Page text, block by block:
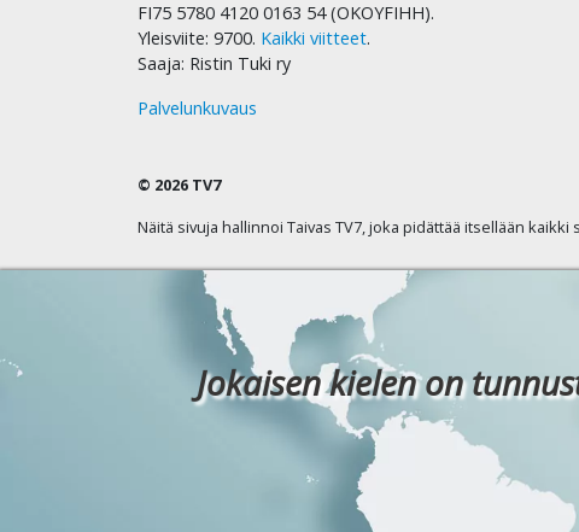
FI75 5780 4120 0163 54 (OKOYFIHH).
Yleisviite: 9700. Kaikki viitteet.
Saaja: Ristin Tuki ry
Palvelunkuvaus
© 2026 TV7
Näitä sivuja hallinnoi Taivas TV7, joka pidättää itsellään
Jokaisen kielen on